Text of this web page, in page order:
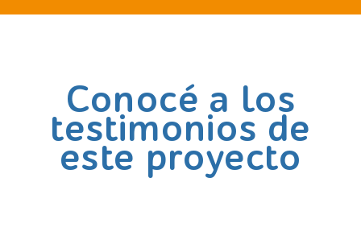
Conocé a los
testimonios de
este proyecto